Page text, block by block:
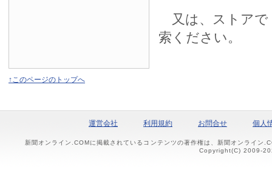
又は、ストアで
索ください。
↑このページのトップへ
運営会社 利用規約 お問合せ 個人
新聞オンライン.COMに掲載されているコンテンツの著作権は、新聞オンライン
Copyright(C) 2009-